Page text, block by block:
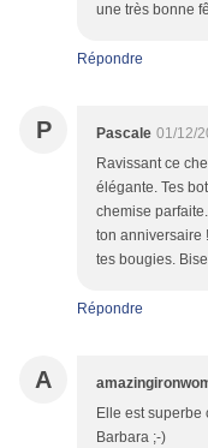
une très bonne
Répondre
P Pascale 01/12/
Ravissant ce
élégante. Tes
chemise
ton anniversaire
tes bougies.
Répondre
A
Elle est superbe
Barbara ;-)